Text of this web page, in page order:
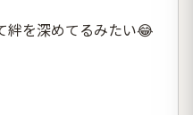
絆を深めてるみたい😂